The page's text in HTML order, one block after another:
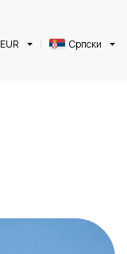
EUR Српски